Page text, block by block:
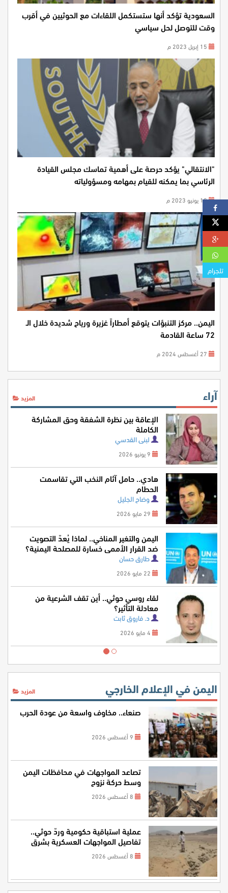
السعودية تؤكد أنها ستستكمل اللقاءات مع الحوثيين في أقرب
وقت للتوصل لحل سياسي
"الانتقالي" يؤكد حرصة على أهمية تماسك مجلس القيادة
الرئاسي بما يمكنه للقيام بمهامه ومسؤولياته
18 يونيو 2023 م
اليمن.. مركز التنبؤات يتوقع أمطاراً غزيرة ورياح شديدة خلال الـ
72 ساعة القادمة
آراء المزيد
الإعاقة بين نظرة الشفقة وحق المشاركة
الكاملة
لبنى القدسي
هادي.. حامل آثام النخب التي تقاسمت
الحطام
وضاح الجليل
اليمن والتغير المناخي.. لماذا يُعدّ التصويت
ضد القرار الأممي خسارة للمصلحة اليمنية؟
طارق حسان
لقاء روسي حوثي.. أين تقف الشرعية من
معادلة التأثير؟
د. فاروق ثابت
اليمن في الإعلام الخارجي المزيد
صنعاء.. مخاوف واسعة من عودة الحرب
تصاعد المواجهات في محافظات اليمن
وسط حركة نزوح
عملية استباقية حكومية وردّ حوثي..
تفاصيل المواجهات العسكرية بشرق
اليمن
تلجرام